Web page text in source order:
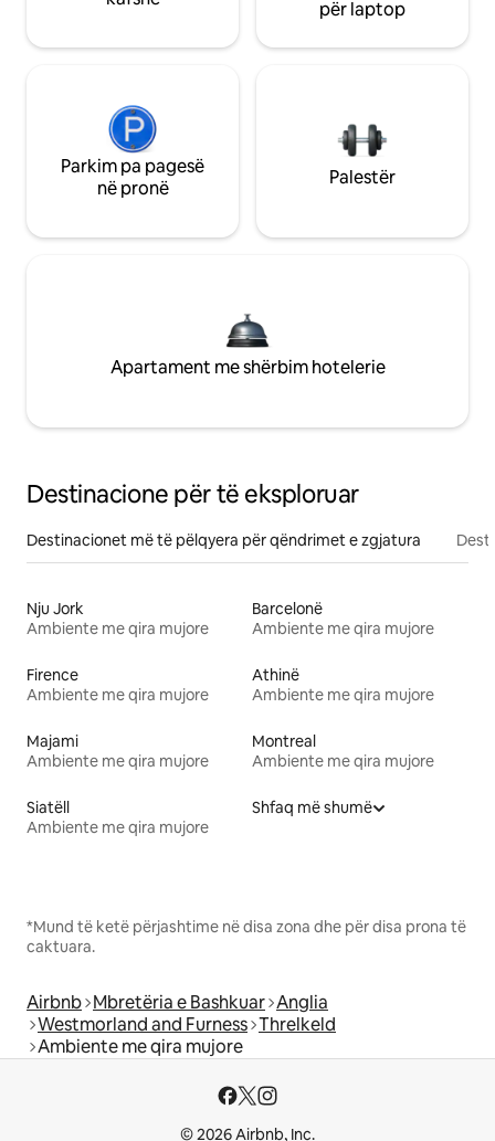
për laptop
Parkim pa pagesë
në pronë
Palestër
Apartament me shërbim hotelerie
Destinacione për të eksploruar
Destinacionet më të pëlqyera për qëndrimet e zgjatura
Nju Jork
Ambiente me qira mujore
Barcelonë
Ambiente me qira mujore
Firence
Ambiente me qira mujore
Athinë
Ambiente me qira mujore
Majami
Ambiente me qira mujore
Montreal
Ambiente me qira mujore
Siatëll
Ambiente me qira mujore
Shfaq më shumë
*Mund të ketë përjashtime në disa zona dhe për disa prona të
caktuara.
Airbnb Mbretëria e Bashkuar Anglia
Westmorland and Furness Threlkeld
Ambiente me qira mujore
© 2026 Airbnb, Inc.